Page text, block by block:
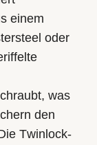
einem
oder
was
den
Twinlock-